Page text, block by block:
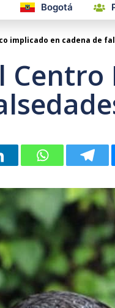
Bogotá
implicado en cadena de